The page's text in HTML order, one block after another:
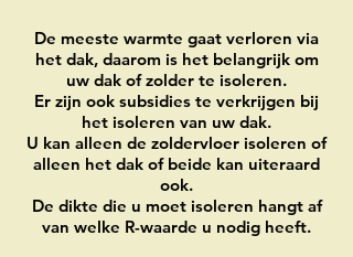
De meeste warmte gaat verloren via
het dak, daarom is het belangrijk om
uw dak of zolder te isoleren.
Er zijn ook subsidies te verkrijgen bij
het isoleren van uw dak.
U kan alleen de zoldervloer isoleren of
alleen het dak of beide kan uiteraard
ook.
De dikte die u moet isoleren hangt af
van welke R-waarde u nodig heeft.